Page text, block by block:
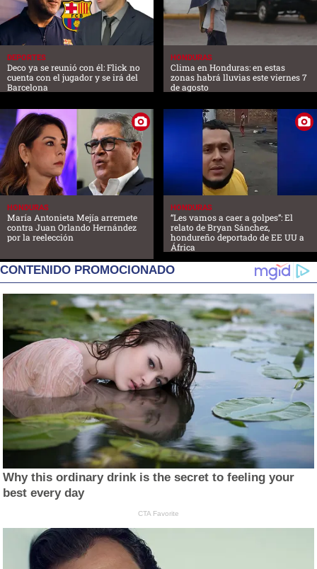
DEPORTES
Deco ya se reunió con él: Flick no
cuenta con el jugador y se irá del
Barcelona
HONDURAS
Clima en Honduras: en estas
zonas habrá lluvias este viernes 7
de agosto
HONDURAS
María Antonieta Mejía arremete
contra Juan Orlando Hernández
por la reelección
HONDURAS
“Les vamos a caer a golpes”: El
relato de Bryan Sánchez,
hondureño deportado de EE UU a
África
CONTENIDO PROMOCIONADO
Why this ordinary drink is the secret to feeling your
best every day
CTA Favorite